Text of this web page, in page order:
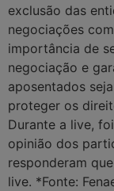
exclusão das
negociações
importância de
negociação e
aposentados
proteger os
Durante a live,
opinião dos
responderam
live. *Fonte: